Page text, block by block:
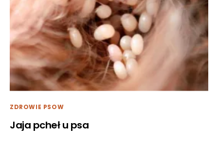
ZDROWIE PSOW
Jaja pcheł u psa